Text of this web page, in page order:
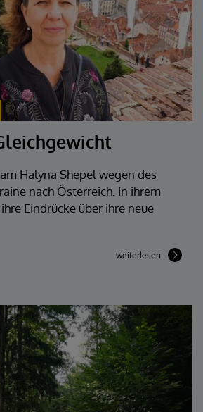
Halyna Shepel wegen des
nach Österreich. In ihrem
Eindrücke über ihre neue
weiterlesen